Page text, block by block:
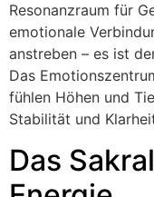
Resonanzraum für
emotionale
anstreben – es ist
Das
fühlen Höhen und
Stabilität und
Das